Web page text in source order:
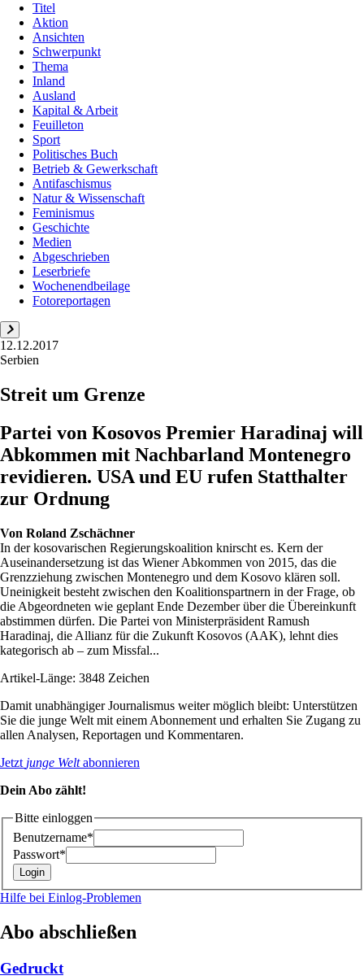
Titel
Aktion
Ansichten
Schwerpunkt
Thema
Inland
Ausland
Kapital & Arbeit
Feuilleton
Sport
Politisches Buch
Betrieb & Gewerkschaft
Antifaschismus
Natur & Wissenschaft
Feminismus
Geschichte
Medien
Abgeschrieben
Leserbriefe
Wochenendbeilage
Fotoreportagen
12.12.2017
Serbien
Streit um Grenze
Partei von Kosovos Premier Haradinaj will
Abkommen mit Nachbarland Montenegro
revidieren. USA und EU rufen Statthalter
zur Ordnung
Von Roland Zschächner
In der kosovarischen Regierungskoalition knirscht es. Kern der
Auseinandersetzung ist das Wiener Abkommen von 2015, das die
Grenzziehung zwischen Montenegro und dem Kosovo klären soll.
Uneinigkeit besteht zwischen den Koalitionspartnern in der Frage, ob
die Abgeordneten wie geplant Ende Dezember über die Übereinkunft
abstimmen dürfen. Die Partei von Ministerpräsident Ramush
Haradinaj, die Allianz für die Zukunft Kosovos (AAK), lehnt dies
kategorisch ab – zum Missfal...
Artikel-Länge: 3848 Zeichen
Damit unabhängiger Journalismus weiter möglich bleibt: Unterstützen
Sie die junge Welt mit einem Abonnement und erhalten Sie Zugang zu
allen Analysen, Reportagen und Kommentaren.
Jetzt junge Weltabonnieren
Dein Abo zählt!
Bitte einloggen
Benutzername*
Passwort*
Hilfe bei Einlog-Problemen
Abo abschließen
Gedruckt